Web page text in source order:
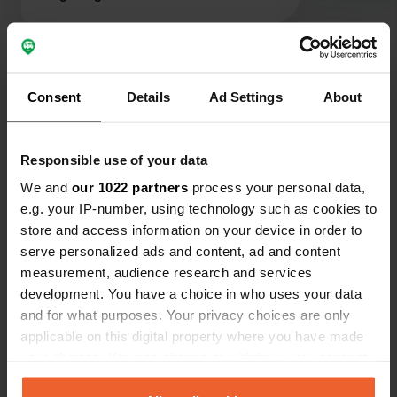
Consent Details Ad Settings About
Responsible use of your data
We and our 1022 partners process your personal data,
e.g. your IP-number, using technology such as cookies to
store and access information on your device in order to
serve personalized ads and content, ad and content
measurement, audience research and services
development. You have a choice in who uses your data
and for what purposes. Your privacy choices are only
applicable on this digital property where you have made
any time from the Cookie Declaration or by clicking on
Contact
Locatie
Route de la ville
18110, Saint-Georges-sur-Moulon, Frankrijk